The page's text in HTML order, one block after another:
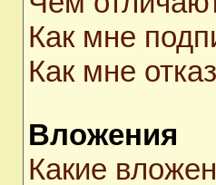
Как мне
Как мне
Вложения
Какие